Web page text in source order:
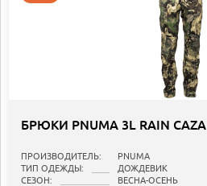
БРЮКИ PNUMA 3L RAIN CAZA
ПРОИЗВОДИТЕЛЬ:
PNUMA
ТИП ОДЕЖДЫ:
ДОЖДЕВИК
СЕЗОН:
ВЕСНА-ОСЕНЬ